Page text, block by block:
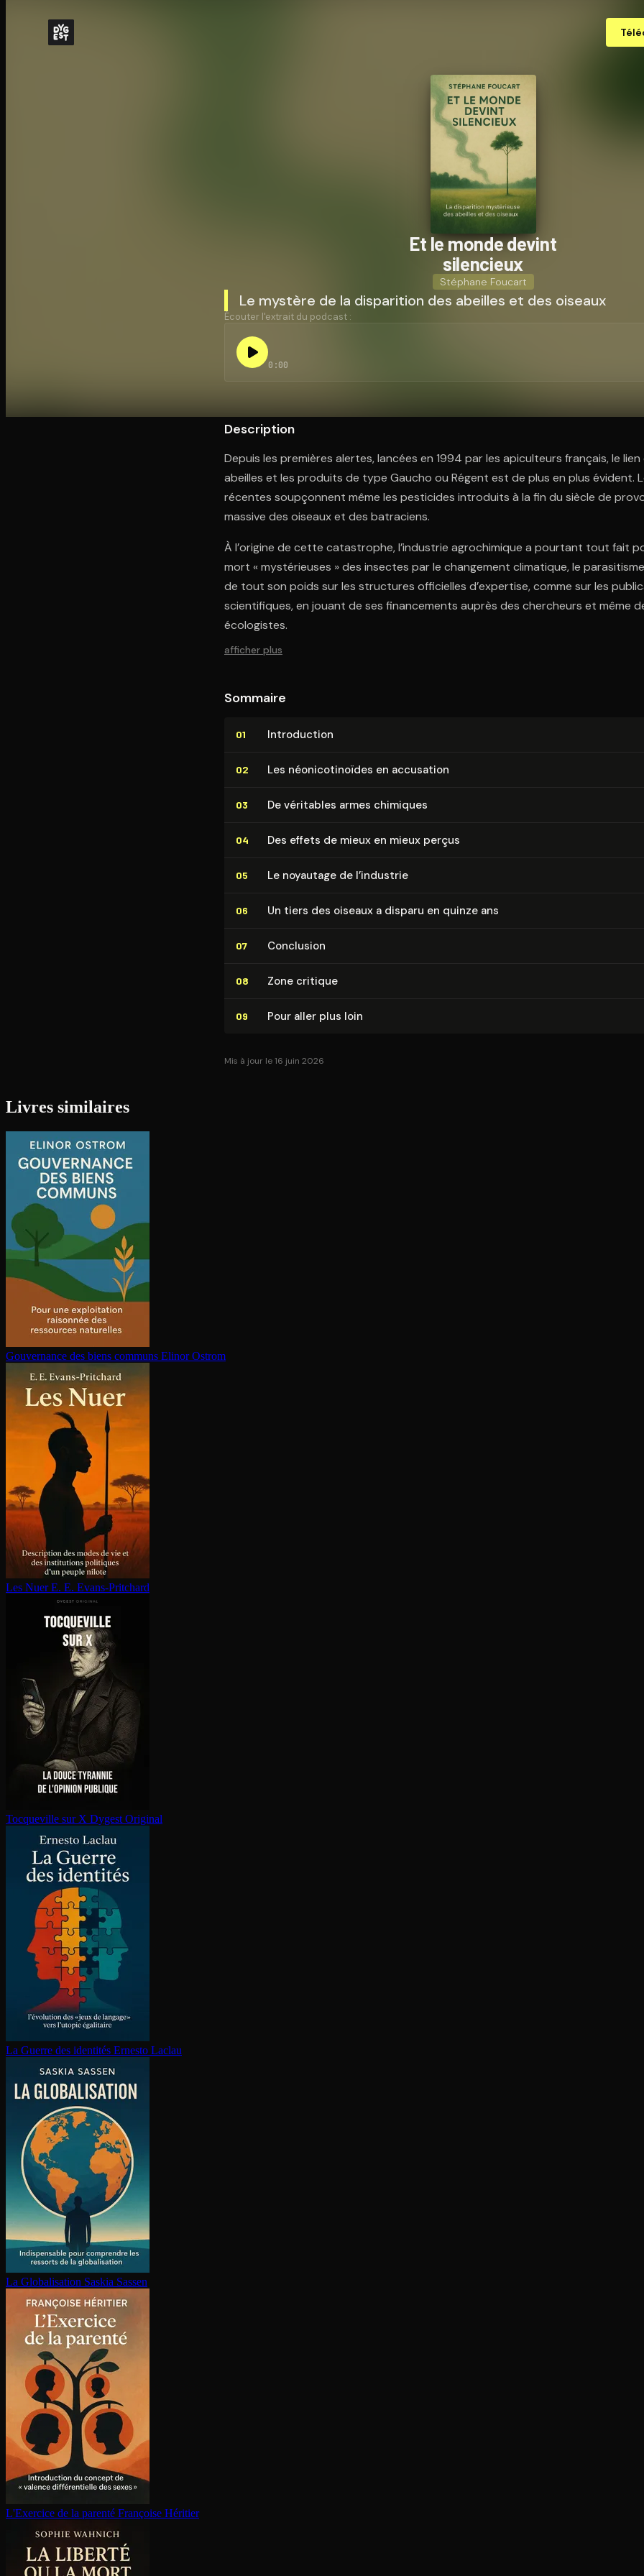
Et le monde devint
silencieux
Stéphane Foucart
Le mystère de la disparition des abeilles et des oiseaux
Écouter l'extrait du podcast :
0:00
Description
Depuis les premières alertes, lancées en 1994 par les apiculteurs français, le
abeilles et les produits de type Gaucho ou Régent est de plus en plus évident.
récentes soupçonnent même les pesticides introduits à la fin du siècle de
massive des oiseaux et des batraciens.
À l’origine de cette catastrophe, l’industrie agrochimique a pourtant tout fait
mort « mystérieuses » des insectes par le changement climatique, le
de tout son poids sur les structures officielles d’expertise, comme sur les
scientifiques, en jouant de ses financements auprès des chercheurs et même
écologistes.
afficher plus
Sommaire
01 In­tro­duc­tion
02 Les néo­ni­co­ti­noïdes en accusation
03 De véritables armes chimiques
04 Des effets de mieux en mieux perçus
05 Le noyautage de l’industrie
06 Un tiers des oiseaux a disparu en quinze ans
07 Conclusion
08 Zone critique
09 Pour aller plus loin
Mis à jour le 16 juin 2026
Livres similaires
Gouvernance des biens communs Elinor Ostrom
Les Nuer E. E. Evans-Pritchard
Tocqueville sur X Dygest Original
La Guerre des identités Ernesto Laclau
La Glo­ba­li­sa­tion Saskia Sassen
L'Exercice de la parenté Françoise Héritier